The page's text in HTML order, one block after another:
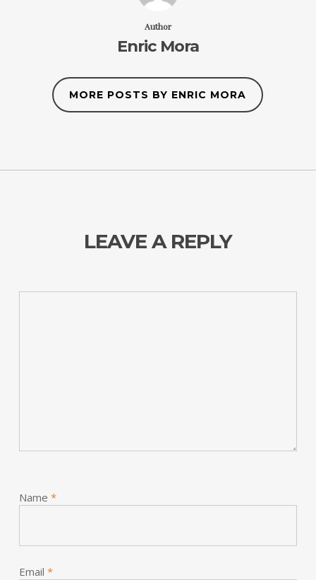
Author
Enric Mora
MORE POSTS BY ENRIC MORA
LEAVE A REPLY
Name *
Email *